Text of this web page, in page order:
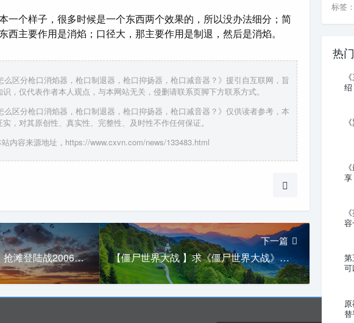
一个样子，很多时候是一个东西两个效果的，所以没办法细分；简
西主要作用是消焰；口径大，那主要作用是制退，然后是消焰。
么区分枪口消焰器，枪口制退器，枪口抑扬器，枪口减音器？》援引自互联网，旨
，仅代表作者本人观点，与本网站无关，侵删请联系页脚下方联系方式。
么区分枪口消焰器，枪口制退器，枪口抑扬器，枪口减音器？》仅供读者参考，本
，对其原创性、真实性、完整性、及时性不作任何保证。
内容来源地址，https://www.cxvn.com/news/133483.html
【抢滩登陆2006秘籍 】抢滩登陆战2006秘籍
下一篇
【僵尸世界大战 】求《僵尸世界大战》电影高清种子
标签
热
绍
享
可
替